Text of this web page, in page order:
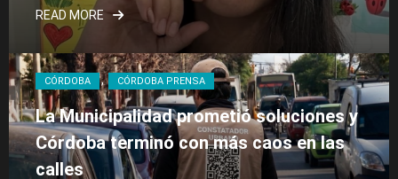
READ MORE
CÓRDOBA CÓRDOBA PRENSA
La Municipalidad prometió soluciones y
Córdoba terminó con más caos en las
calles